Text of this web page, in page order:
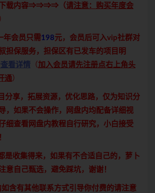
下载内容⇒⇒⇒⇒（请注意：购买年度会
）
年会员只需198元，会员后可入vip社群对
担保服务，担保区有已发车的项目明
看详情 （ 加入会员请先注册点右上角头
通）
分享，拓展资源，优化思路，仅为知识分
，如果不会操作，网盘内均配备详细视
细查看网盘内教程自行研究，小白接受
是收集得来，如果有不合适自己的，萝卜
意自己甄选，避免踩坑，谢谢！
含有其他联系方式引导你付费的请注意